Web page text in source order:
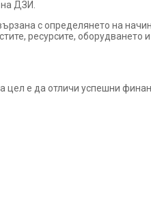
ДЗИ.
с определянето на
ресурсите, оборудването
цел е да отличи успешни